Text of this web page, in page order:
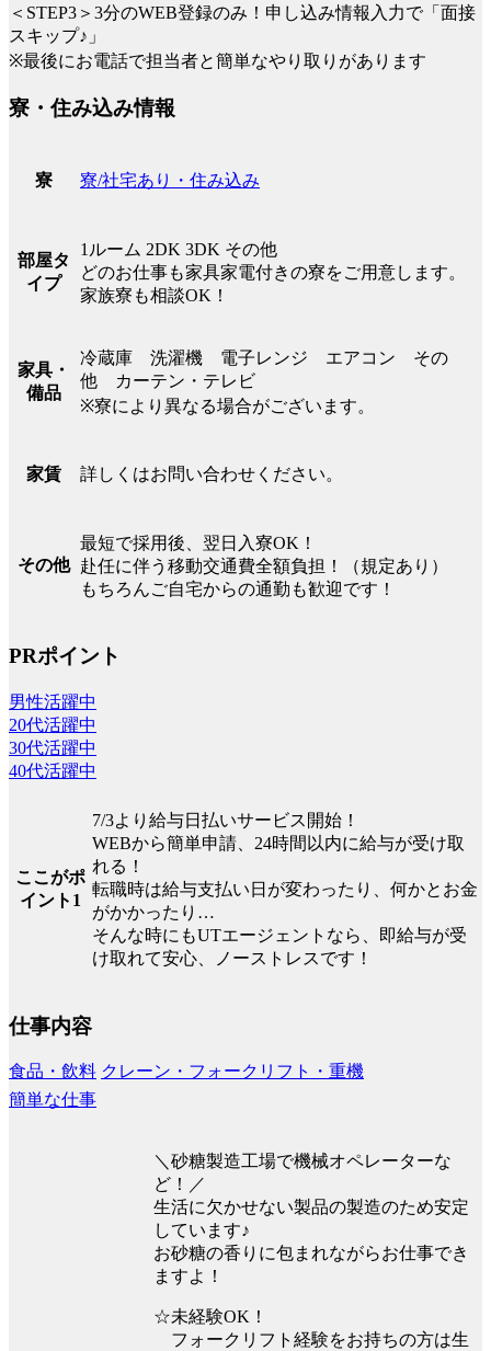
＜STEP3＞3分のWEB登録のみ！申し込み情報入力で「面接
スキップ♪」
※最後にお電話で担当者と簡単なやり取りがあります
寮・住み込み情報
寮 寮/社宅あり・住み込み
部屋タ
イプ
1ルーム 2DK 3DK その他
どのお仕事も家具家電付きの寮をご用意します。
家族寮も相談OK！
家具・
備品
冷蔵庫 洗濯機 電子レンジ エアコン その
他 カーテン・テレビ
※寮により異なる場合がございます。
家賃 詳しくはお問い合わせください。
その他
最短で採用後、翌日入寮OK！
赴任に伴う移動交通費全額負担！（規定あり）
もちろんご自宅からの通勤も歓迎です！
PRポイント
男性活躍中
20代活躍中
30代活躍中
40代活躍中
ここがポ
イント1
7/3より給与日払いサービス開始！
WEBから簡単申請、24時間以内に給与が受け取
れる！
転職時は給与支払い日が変わったり、何かとお金
がかかったり…
そんな時にもUTエージェントなら、即給与が受
け取れて安心、ノーストレスです！
仕事内容
食品・飲料 クレーン・フォークリフト・重機
簡単な仕事
＼砂糖製造工場で機械オペレーターな
ど！／
生活に欠かせない製品の製造のため安定
しています♪
お砂糖の香りに包まれながらお仕事でき
ますよ！
☆未経験OK！
フォークリフト経験をお持ちの方は生